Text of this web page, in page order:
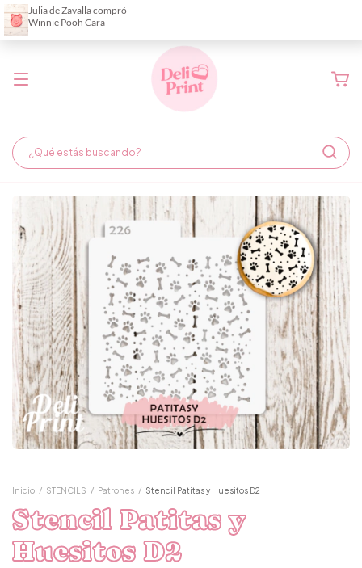
Demora de fabricación hasta 6 días hábiles
Inicio / STENCILS / Patrones / Stencil Patitas y Huesitos D2
Stencil Patitas y
Huesitos D2